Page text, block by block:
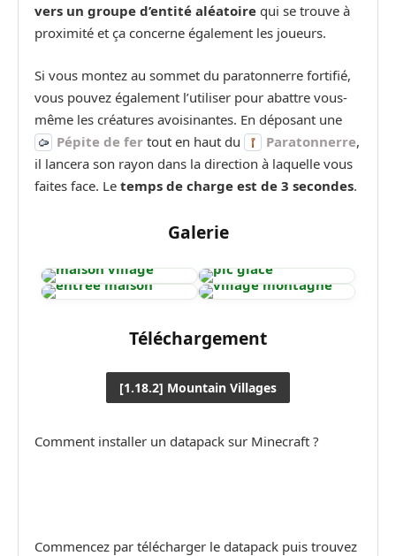
vers un groupe d’entité aléatoire qui se trouve à
proximité et ça concerne également les joueurs.
Si vous montez au sommet du paratonnerre fortifié,
vous pouvez également l’utiliser pour abattre vous-
même les créatures avoisinantes. En déposant une
Pépite de fer tout en haut du Paratonnerre,
il lancera son rayon dans la direction à laquelle vous
faites face. Le temps de charge est de 3 secondes.
Galerie
Téléchargement
[1.18.2] Mountain Villages
Comment installer un datapack sur Minecraft ?
Commencez par télécharger le datapack puis trouvez